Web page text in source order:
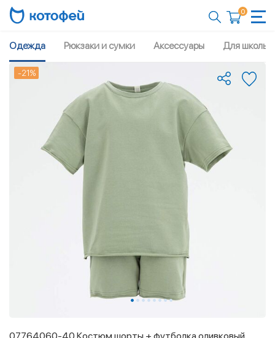
0
Одежда Рюкзаки и сумки Аксессуары Для школы
-21%